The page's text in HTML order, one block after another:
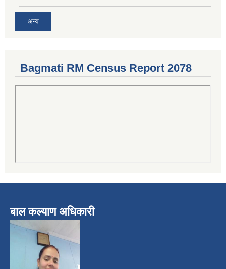
अन्य
Bagmati RM Census Report 2078
बाल कल्याण अधिकारी